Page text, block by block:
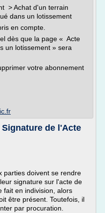
> Achat d'un terrain
dans un lotissement
en compte.
dès que la page « Acte
un lotissement » sera
votre abonnement
de l'Acte
parties doivent se rendre
signature sur l'acte de
fait en indivision, alors
être présent. Toutefois, il
par procuration.